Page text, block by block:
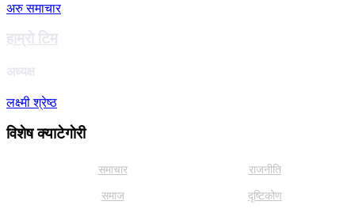
अरु समाचार
हाम्राे टिम
अध्यक्ष
लक्ष्मी श्रेष्ठ
विशेष क्याटेगाेरी
समाचार राजनीति
समाज दृष्टिकोण